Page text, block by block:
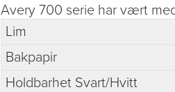
Avery 700 serie har vært
Lim
Bakpapir
Holdbarhet Svart/Hvitt